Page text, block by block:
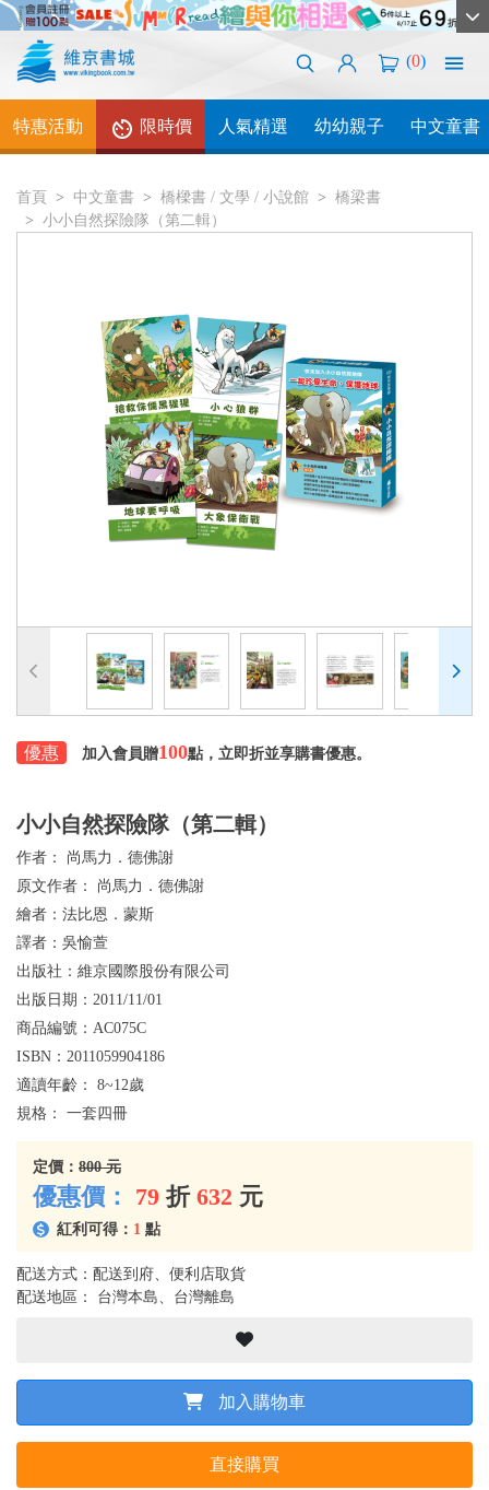
(0)
特惠活動 限時價 人氣精選 幼幼親子 中文童書
首頁 中文童書 橋樑書 / 文學 / 小說館
橋梁書
小小自然探險隊（第二輯）
優惠 加入會員贈100點，立即折並享購書優惠。
小小自然探險隊（第二輯）
作者： 尚馬力．德佛謝
原文作者： 尚馬力．德佛謝
繪者： 法比恩．蒙斯
譯者： 吳愉萱
出版社： 維京國際股份有限公司
出版日期： 2011/11/01
商品編號： AC075C
ISBN： 2011059904186
適讀年齡： 8~12歲
規格： 一套四冊
定價： 800 元
優惠價： 79 折 632 元
紅利可得： 1 點
配送方式：配送到府、便利店取貨
配送地區： 台灣本島、台灣離島
加入購物車
直接購買